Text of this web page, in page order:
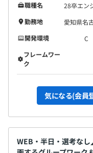
職種名
28卒エン
勤務地
愛知県名
開発環境
C
フレームワー
ク
気になる(会員
WEB・半日・選考な